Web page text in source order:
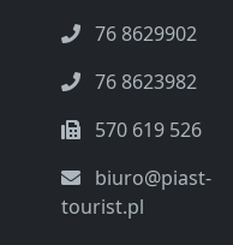
76 8629902
76 8623982
570 619 526
biuro@piast-
tourist.pl